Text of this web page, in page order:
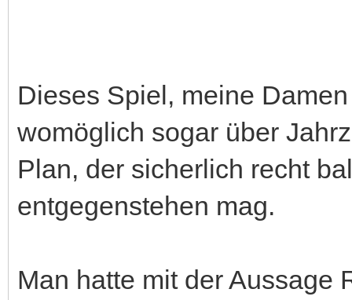
Dieses Spiel, meine
womöglich sogar über
Plan, der sicherlich recht
entgegenstehen mag.
Man hatte mit der Aussage